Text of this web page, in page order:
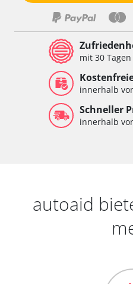
mit 30
innerhalb
Schneller
innerhalb
autoaid